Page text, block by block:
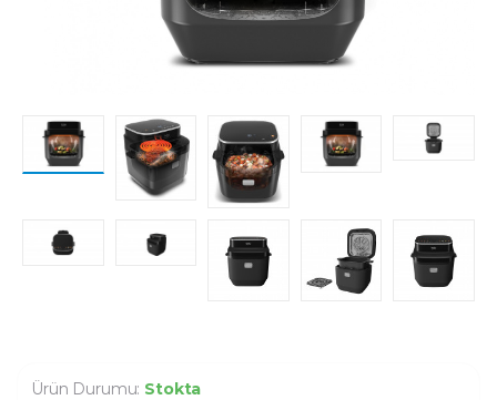
Ürün Durumu: Stokta